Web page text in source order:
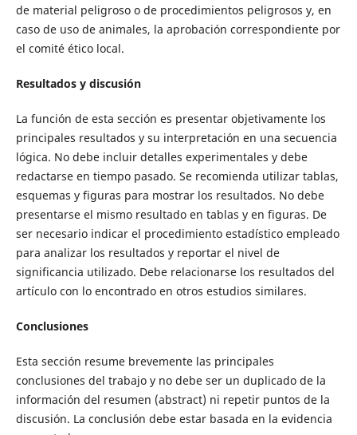
de material peligroso o de procedimientos peligrosos y, en
caso de uso de animales, la aprobación correspondiente por
el comité ético local.
Resultados y discusión
La función de esta sección es presentar objetivamente los
principales resultados y su interpretación en una secuencia
lógica. No debe incluir detalles experimentales y debe
redactarse en tiempo pasado. Se recomienda utilizar tablas,
esquemas y figuras para mostrar los resultados. No debe
presentarse el mismo resultado en tablas y en figuras. De
ser necesario indicar el procedimiento estadístico empleado
para analizar los resultados y reportar el nivel de
significancia utilizado. Debe relacionarse los resultados del
artículo con lo encontrado en otros estudios similares.
Conclusiones
Esta sección resume brevemente las principales
conclusiones del trabajo y no debe ser un duplicado de la
información del resumen (abstract) ni repetir puntos de la
discusión. La conclusión debe estar basada en la evidencia